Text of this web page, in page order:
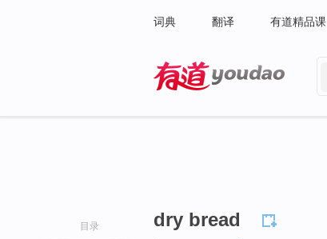
词典 翻译 有道精品课
目录 dry bread